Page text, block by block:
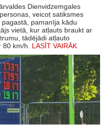
Dienvidzemgales
veicot satiksmes
pamanīja kādu
vietā, kur atļauts braukt ar
tādējādi atļauto
km/h. LASĪT VAIRĀK